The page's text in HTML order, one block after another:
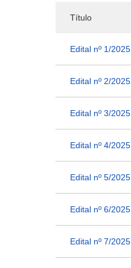
Título
Edital nº 1/2025
Edital nº 2/2025
Edital nº 3/2025
Edital nº 4/2025
Edital nº 5/2025
Edital nº 6/2025
Edital nº 7/2025